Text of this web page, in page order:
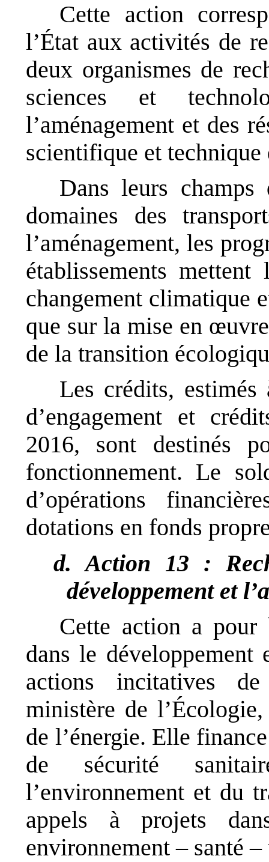
Cette action
l’État aux activités de
deux organismes de
sciences et
l’aménagement et des
scientifique et
Dans leurs champs
domaines des
l’aménagement, les
établissements
changement climatique
que sur la mise en œ
de la transition
Les crédits,
d’engagement et
2016, sont destinés
fonctionnement. Le
d’opérations
dotations en fonds
d. Action 13 :
développement et
Cette action a pour
dans le
actions incitatives
ministère de
de l’énergie. Elle
de sécurité
l’environnement et du
appels à projets
environnement – santé